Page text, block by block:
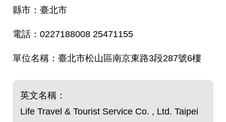
臺北市
0227188008 25471155
臺北市松山區南京東路3段287號6樓
英文名稱：
Life Travel & Tourist Service Co. , Ltd. Taipei